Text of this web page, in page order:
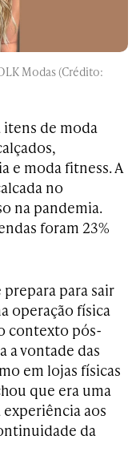
Modas (Crédito:
de moda
e moda fitness. A
no
na pandemia.
foram 23%
prepara para sair
operação física
contexto pós-
a vontade das
em lojas físicas
que era uma
aos
da